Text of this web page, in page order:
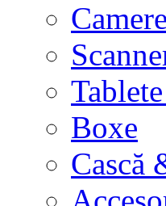
Boxe
Cască